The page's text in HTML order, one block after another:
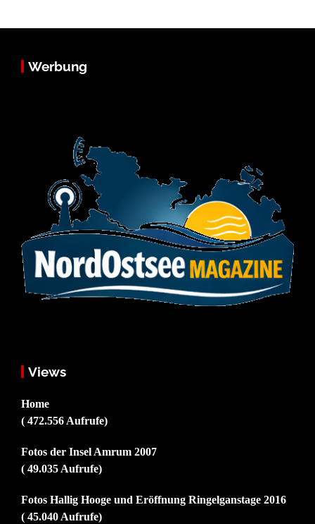
Werbung
Views
Home
( 472.556 Aufrufe)
Fotos der Insel Amrum 2007
( 49.035 Aufrufe)
Fotos Hallig Hooge und Eröffnung Ringelganstage 2016
( 45.040 Aufrufe)